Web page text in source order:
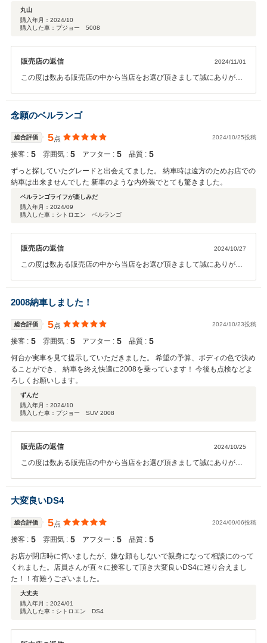
丸山
購入年月： 2024/10
購入した車：プジョー 5008
販売店の返信 2024/11/01
この度は数ある販売店の中から当店をお選び頂きまして誠にありがと
問い合わせください。 今後とも、宜しくお願い申します。
念願のベルランゴ
総合評価 5点 2024/10/25投稿
接客 : 5 雰囲気 : 5 アフター : 5 品質 : 5
ずっと探していたグレードと出会えてました。 納車時は遠方のためお店での
納車は出来ませんでした 新車のような内外装でとても驚きました。
ベルランゴライフが楽しみだ
購入年月： 2024/09
購入した車：シトロエン ベルランゴ
販売店の返信 2024/10/27
この度は数ある販売店の中から当店をお選び頂きまして誠にありがと
問い合わせください。 今後とも、宜しくお願い申します。
2008納車しました！
総合評価 5点 2024/10/23投稿
接客 : 5 雰囲気 : 5 アフター : 5 品質 : 5
何台か実車を見て提示していただきました。 希望の予算、ボディの色で決め
ることができ、 納車を終え快適に2008を乗っています！ 今後も点検などよ
ろしくお願いします。
ずんだ
購入年月： 2024/10
購入した車：プジョー SUV 2008
販売店の返信 2024/10/25
この度は数ある販売店の中から当店をお選び頂きまして誠にありがと
問い合わせください。 今後とも、宜しくお願い申します。
大変良いDS4
総合評価 5点 2024/09/06投稿
接客 : 5 雰囲気 : 5 アフター : 5 品質 : 5
お店が閉店時に伺いましたが、嫌な顔もしないで親身になって相談にのって
くれました。店員さんが直々に接客して頂き大変良いDS4に巡り合えまし
た！！有難うございました。
大丈夫
購入年月： 2024/01
購入した車：シトロエン DS4